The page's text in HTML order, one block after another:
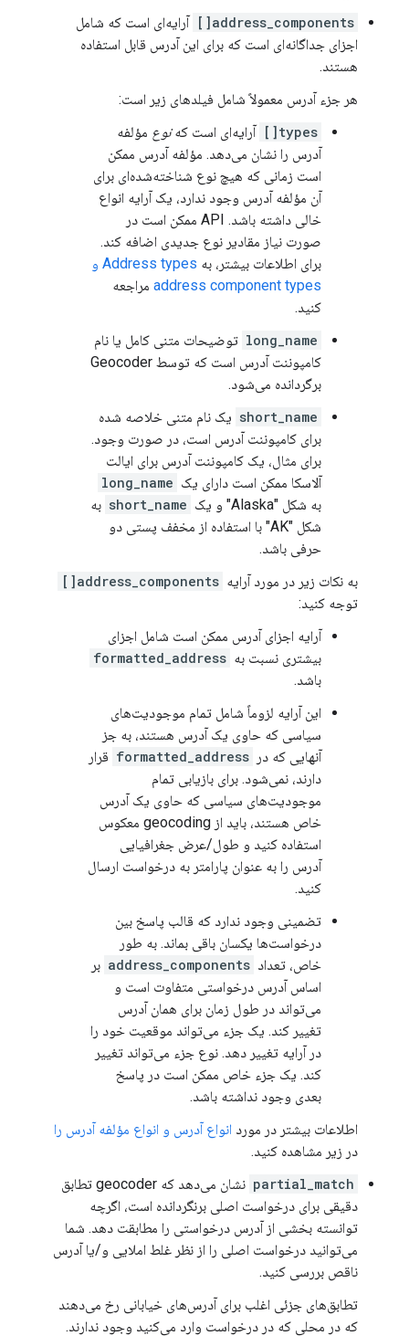
address_components[]
آرایه‌ای است که شامل
اجزای جداگانه‌ای است که برای این آدرس قابل استفاده
هستند.
هر جزء آدرس معمولاً شامل فیلدهای زیر است:
types[]
آرایه‌ای است کهنوع مؤلفه
آدرس را نشان می‌دهد. مؤلفه آدرس ممکن
است زمانی که هیچ نوع شناخته‌شده‌ای برای
آن مؤلفه آدرس وجود ندارد، یک آرایه انواع
خالی داشته باشد. API ممکن است در
صورت نیاز مقادیر نوع جدیدی اضافه کند.
برای اطلاعات بیشتر، به
Address types و
address component types مراجعه
کنید.
long_name توضیحات متنی کامل یا نام
کامپوننت آدرس است که توسط Geocoder
برگردانده می‌شود.
short_name یک نام متنی خلاصه شده
برای کامپوننت آدرس است، در صورت وجود.
برای مثال، یک کامپوننت آدرس برای ایالت
آلاسکا ممکن است دارای یک long_name
به شکل "Alaska" و یک
short_name به
شکل "AK" با استفاده از مخفف پستی دو
حرفی باشد.
به نکات زیر در مورد آرایه address_components[]
توجه کنید:
آرایه اجزای آدرس ممکن است شامل اجزای
بیشتری نسبت به formatted_address
باشد.
این آرایه لزوماً شامل تمام موجودیت‌های
سیاسی که حاوی یک آدرس هستند، به جز
آنهایی که در formatted_address قرار
دارند، نمی‌شود. برای بازیابی تمام
موجودیت‌های سیاسی که حاوی یک آدرس
خاص هستند، باید از geocoding معکوس
استفاده کنید و طول/عرض جغرافیایی
آدرس را به عنوان پارامتر به درخواست ارسال
کنید.
تضمینی وجود ندارد که قالب پاسخ بین
درخواست‌ها یکسان باقی بماند. به طور
خاص، تعداد address_components بر
اساس آدرس درخواستی متفاوت است و
می‌تواند در طول زمان برای همان آدرس
تغییر کند. یک جزء می‌تواند موقعیت خود را
در آرایه تغییر دهد. نوع جزء می‌تواند تغییر
کند. یک جزء خاص ممکن است در پاسخ
بعدی وجود نداشته باشد.
اطلاعات بیشتر در مورد انواع آدرس و انواع مؤلفه آدرس را
در زیر مشاهده کنید.
partial_match
نشان می‌دهد که geocoder تطابق
دقیقی برای درخواست اصلی برنگردانده است، اگرچه
توانسته بخشی از آدرس درخواستی را مطابقت دهد. شما
می‌توانید درخواست اصلی را از نظر غلط املایی و/یا آدرس
ناقص بررسی کنید.
تطابق‌های جزئی اغلب برای آدرس‌های خیابانی رخ می‌دهند
که در محلی که در درخواست وارد می‌کنید وجود ندارند.